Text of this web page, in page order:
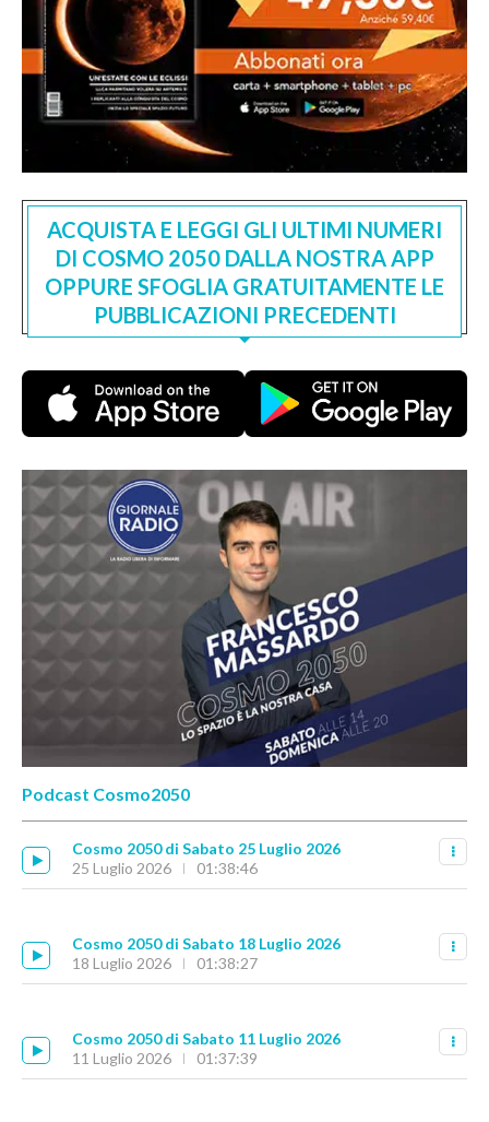
ACQUISTA E LEGGI GLI ULTIMI NUMERI
DI COSMO 2050 DALLA NOSTRA APP
OPPURE SFOGLIA GRATUITAMENTE LE
PUBBLICAZIONI PRECEDENTI
Podcast Cosmo2050
Cosmo 2050 di Sabato 25 Luglio 2026
25 Luglio 2026
01:38:46
Cosmo 2050 di Sabato 18 Luglio 2026
18 Luglio 2026
01:38:27
Cosmo 2050 di Sabato 11 Luglio 2026
11 Luglio 2026
01:37:39